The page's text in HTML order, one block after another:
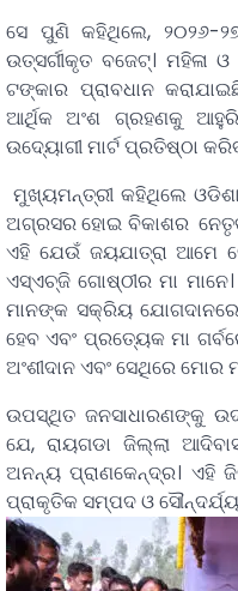
ସେ ପୁଣି କହିଥିଲେ, ୨୦୨୬-
ଉତ୍ସର୍ଗୀକୃତ ବଜେଟ୍।
ଟଙ୍କାର ପ୍ରାବଧାନ
ଆର୍ଥିକ ଅଂଶ ଗ୍ରହଣକୁ
ଉଦ୍ୟୋଗୀ ମାର୍ଟ ପ୍ରତିଷ୍ଠା
ମୁଖ୍ୟମନ୍ତ୍ରୀ କହିଥିଲେ
ଅଗ୍ରସର ହୋଇ ବିକାଶର
ଏହି ଯେଉଁ ଜୟଯାତ୍ରା ଆମେ
ଏସ୍‌ଏଚ୍‌ଜି ଗୋଷ୍ଠୀର ମା
ମାନଙ୍କ ସକ୍ରିୟ
ହେବ ଏବଂ ପ୍ରତ୍ୟେକ ମା
ଅଂଶୀଦାନ ଏବଂ ସେଥିରେ ମୋର
ଉପସ୍ଥିତ ଜନସାଧାରଣଙ୍କୁ
ଯେ, ରାୟଗଡା ଜିଲ୍ଲା
ଅନନ୍ୟ ପ୍ରାଣକେନ୍ଦ୍ର। ଏହି
ପ୍ରାକୃତିକ ସମ୍ପଦ ଓ